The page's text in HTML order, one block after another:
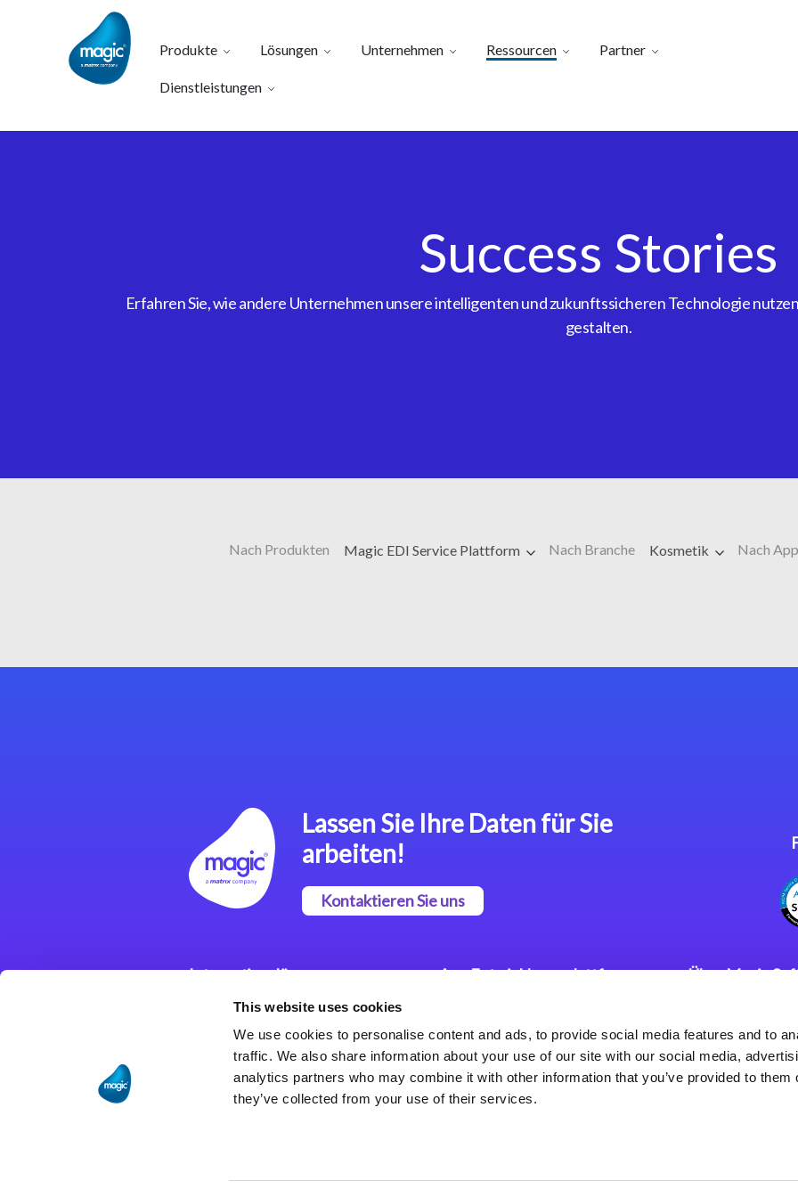
This website uses cookies
We use cookies to personalise content and ads, to provide social media features and to
traffic. We also share information about your use of our site with our social media,
analytics partners who may combine it with other information that you’ve provided to them
they’ve collected from your use of their services.
Produkte Lösungen Unternehmen Ressourcen Partner
Dienstleistungen
Success Stories
Erfahren Sie, wie andere Unternehmen unsere intelligenten und zukunftssicheren Technologie
gestalten.
Nach Produkten Magic EDI Service Plattform Nach Branche Kosmetik Nach
Lassen Sie Ihre Daten für Sie
arbeiten!
Kontaktieren Sie uns
Integrationslösungen
Magic xpi
Integrationsplattform
App Entwicklungsplattform
Plattform
Magic xpa Web Application
Framework
Über Magic
Karriere
Weltweite